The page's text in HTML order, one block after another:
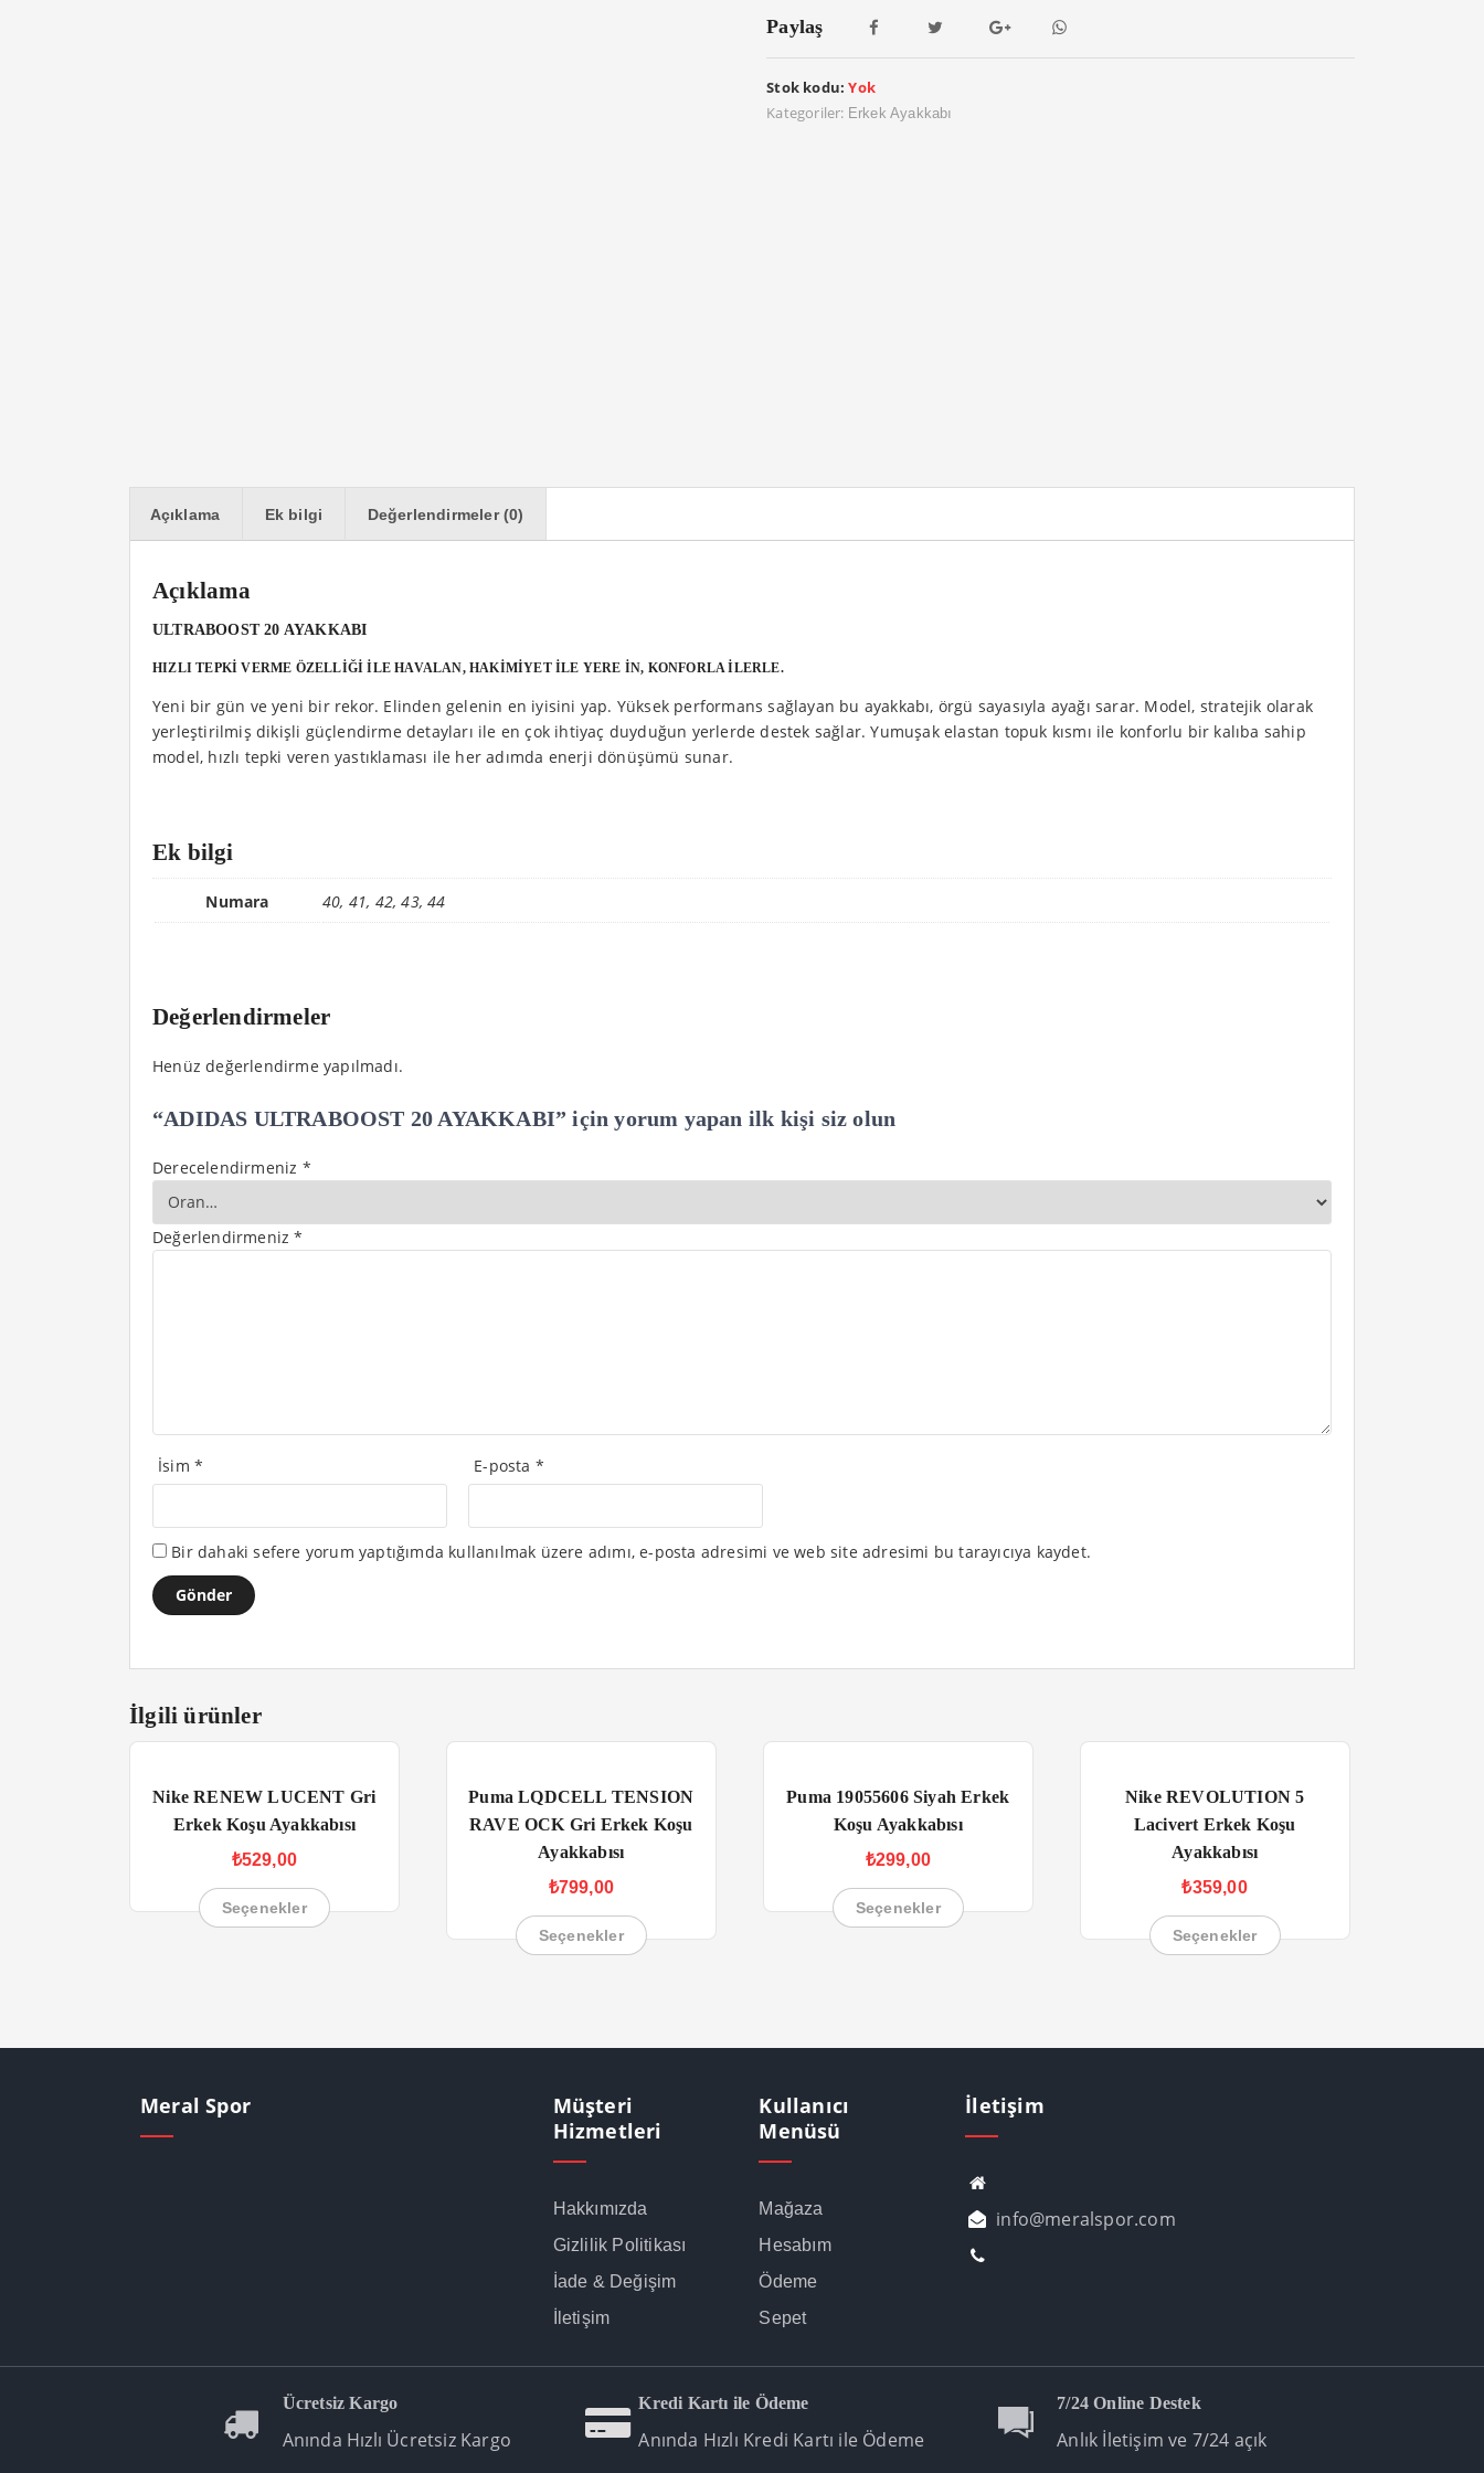
Paylaş
Stok kodu:Yok
Kategoriler: Erkek Ayakkabı
Açıklama Ek bilgi Değerlendirmeler (0)
Açıklama
ULTRABOOST 20 AYAKKABI
HIZLI TEPKİ VERME ÖZELLİĞİ İLE HAVALAN, HAKİMİYET İLE YERE İN, KONFORLA İLERLE.
Yeni bir gün ve yeni bir rekor. Elinden gelenin en iyisini yap. Yüksek performans sağlayan bu ayakkabı, örgü sayasıyla ayağı sarar. Model, stratejik olarak
yerleştirilmiş dikişli güçlendirme detayları ile en çok ihtiyaç duyduğun yerlerde destek sağlar. Yumuşak elastan topuk kısmı ile konforlu bir kalıba sahip
model, hızlı tepki veren yastıklaması ile her adımda enerji dönüşümü sunar.
Ek bilgi
Numara 40, 41, 42, 43, 44
Değerlendirmeler
Henüz değerlendirme yapılmadı.
“ADIDAS ULTRABOOST 20 AYAKKABI” için yorum yapan ilk kişi siz olun
Derecelendirmeniz *
Değerlendirmeniz*
İsim * E-posta *
Bir dahaki sefere yorum yaptığımda kullanılmak üzere adımı, e-posta adresimi ve web site adresimi bu tarayıcıya kaydet.
İlgili ürünler
Nike RENEW LUCENT Gri
Erkek Koşu Ayakkabısı
₺529,00
Seçenekler
Puma LQDCELL TENSION
RAVE OCK Gri Erkek Koşu
Ayakkabısı
₺799,00
Seçenekler
Puma 19055606 Siyah Erkek
Koşu Ayakkabısı
₺299,00
Seçenekler
Nike REVOLUTION 5
Lacivert Erkek Koşu
Ayakkabısı
₺359,00
Seçenekler
Meral Spor
Müşteri
Hizmetleri
Hakkımızda
Gizlilik Politikası
İade & Değişim
İletişim
Kullanıcı
Menüsü
Mağaza
Hesabım
Ödeme
Sepet
İletişim
info@meralspor.com
Ücretsiz Kargo
Anında Hızlı Ücretsiz Kargo
Kredi Kartı ile Ödeme
Anında Hızlı Kredi Kartı ile Ödeme
7/24 Online Destek
Anlık İletişim ve 7/24 açık